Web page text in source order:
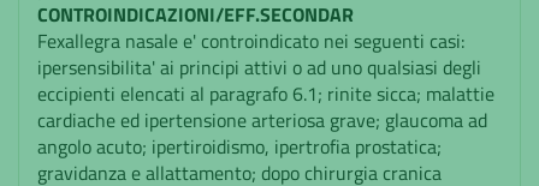
CONTROINDICAZIONI/EFF.SECONDAR
Fexallegra nasale e' controindicato nei seguenti casi:
ipersensibilita' ai principi attivi o ad uno qualsiasi degli
eccipienti elencati al paragrafo 6.1; rinite sicca; malattie
cardiache ed ipertensione arteriosa grave; glaucoma ad
angolo acuto; ipertiroidismo, ipertrofia prostatica;
gravidanza e allattamento; dopo chirurgia cranica